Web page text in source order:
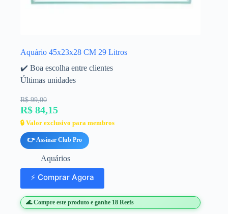
Aquário 45x23x28 CM 29 Litros
✔️ Boa escolha entre clientes
Últimas unidades
R$ 99,00
R$ 84,15
🔒 Valor exclusivo para membros
👉 Assinar Club Pro
Aquários
⚡ Comprar Agora
🌊 Compre este produto e ganhe 18 Reefs